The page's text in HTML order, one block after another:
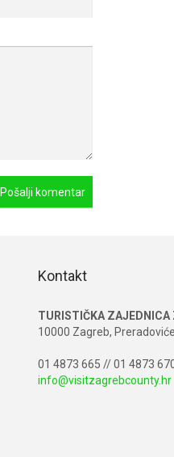
Kontakt
TURISTIČKA ZAJEDNICA
10000 Zagreb,
01 4873 665 // 01 4873
info@visitzagrebcounty.hr